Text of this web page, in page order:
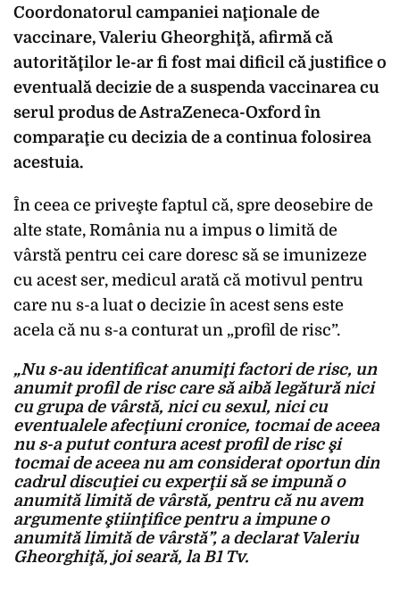
Coordonatorul campaniei naţionale de
vaccinare, Valeriu Gheorghiţă, afirmă că
autorităţilor le-ar fi fost mai dificil că justifice o
eventuală decizie de a suspenda vaccinarea cu
serul produs de AstraZeneca-Oxford în
comparaţie cu decizia de a continua folosirea
acestuia.
În ceea ce priveşte faptul că, spre deosebire de
alte state, România nu a impus o limită de
vârstă pentru cei care doresc să se imunizeze
cu acest ser, medicul arată că motivul pentru
care nu s-a luat o decizie în acest sens este
acela că nu s-a conturat un „profil de risc”.
„Nu s-au identificat anumiţi factori de risc, un
anumit profil de risc care să aibă legătură nici
cu grupa de vârstă, nici cu sexul, nici cu
eventualele afecţiuni cronice, tocmai de aceea
nu s-a putut contura acest profil de risc şi
tocmai de aceea nu am considerat oportun din
cadrul discuţiei cu experţii să se impună o
anumită limită de vârstă, pentru că nu avem
argumente ştiinţifice pentru a impune o
anumită limită de vârstă”, a declarat Valeriu
Gheorghiţă, joi seară, la B1 Tv.